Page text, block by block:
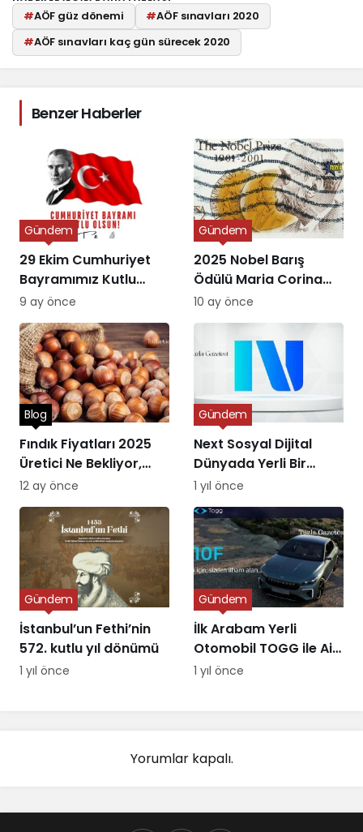
#AÖF güz dönemi #AÖF sınavları 2020
#AÖF sınavları kaç gün sürecek 2020
Benzer Haberler
29 Ekim Cumhuriyet
Bayramımız Kutlu
Olsun
Gündem
9 ay önce
2025 Nobel Barış
Ödülü Maria Corina
Machado’ya Verildi
Gündem
10 ay önce
Fındık Fiyatları 2025
Üretici Ne Bekliyor,
Piyasa Ne Sunuyor?
Blog
12 ay önce
Next Sosyal Dijital
Dünyada Yerli Bir
Alternatifin Doğuşu
Gündem
1 yıl önce
İstanbul’un Fethi’nin
572. kutlu yıl dönümü
Gündem
1 yıl önce
İlk Arabam Yerli
Otomobil TOGG ile Aile
Destek Programı
Gündem
1 yıl önce
Yorumlar kapalı.